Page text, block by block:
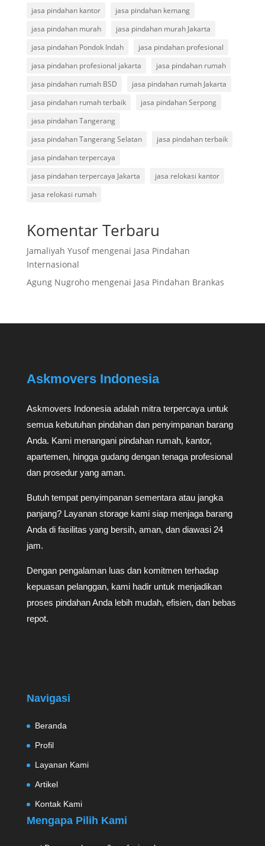
jasa pindahan kantor
jasa pindahan kemang
jasa pindahan murah
jasa pindahan murah Jakarta
jasa pindahan Pondok Indah
jasa pindahan profesional
jasa pindahan profesional jakarta
jasa pindahan rumah
jasa pindahan rumah BSD
jasa pindahan rumah Jakarta
jasa pindahan rumah terbaik
jasa pindahan Serpong
jasa pindahan Tangerang
jasa pindahan Tangerang Selatan
jasa pindahan terbaik
jasa pindahan terpercaya
jasa pindahan terpercaya Jakarta
jasa relokasi kantor
jasa relokasi rumah
Komentar Terbaru
Jamaliyah Yusofmengenai Jasa Pindahan
Internasional
Agung Nugrohomengenai Jasa Pindahan Brankas
Askmovers Indonesia
Askmovers Indonesia adalah mitra terpercaya untuk
semua kebutuhan pindahan dan penyimpanan barang
Anda. Kami menangani pindahan rumah, kantor,
apartemen, hingga gudang dengan tenaga profesional
dan prosedur yang aman.
Butuh tempat penyimpanan sementara atau jangka
panjang? Layanan storage kami siap menjaga barang
Anda di fasilitas yang bersih, aman, dan diawasi 24
jam.
Dengan pengalaman luas dan komitmen terhadap
kepuasan pelanggan, kami hadir untuk menjadikan
proses pindahan Anda lebih mudah, efisien, dan bebas
repot.
Navigasi
Beranda
Profil
Layanan Kami
Artikel
Kontak Kami
Mengapa Pilih Kami